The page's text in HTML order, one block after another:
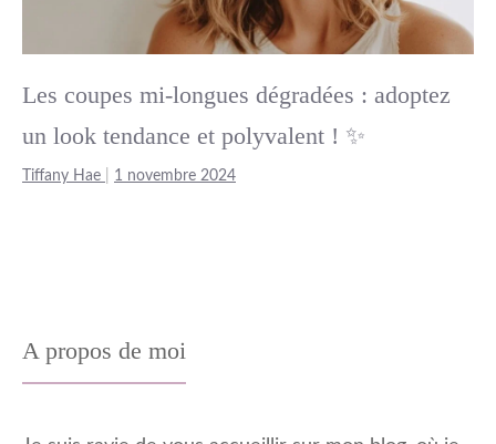
Les coupes mi-longues dégradées : adoptez
un look tendance et polyvalent ! ✨
Tiffany Hae 1 novembre 2024
A propos de moi